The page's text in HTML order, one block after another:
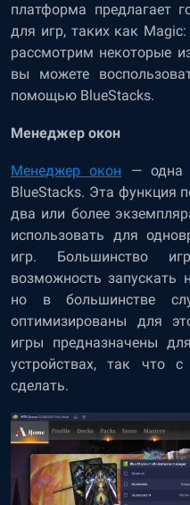
платформа предлагает
для игр, таких как
рассмотрим некоторые
вы можете
помощью BlueStacks.
Менеджер окон
Менеджер окон — одна
BlueStacks. Эта функция
два или более
использовать для
игр. Большинство
возможность запускать
но в большинстве
оптимизированы для
игры предназначены
устройствах, так что
сделать.